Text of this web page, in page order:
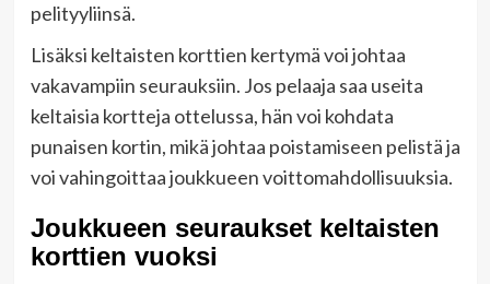
pelityyliinsä.
Lisäksi keltaisten korttien kertymä voi johtaa
vakavampiin seurauksiin. Jos pelaaja saa useita
keltaisia kortteja ottelussa, hän voi kohdata
punaisen kortin, mikä johtaa poistamiseen pelistä ja
voi vahingoittaa joukkueen voittomahdollisuuksia.
Joukkueen seuraukset keltaisten
korttien vuoksi